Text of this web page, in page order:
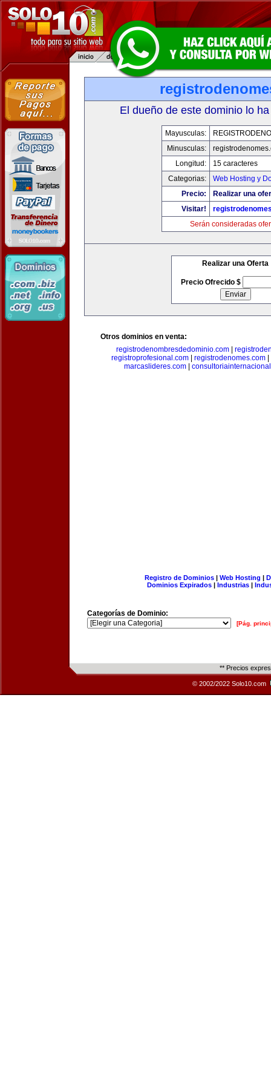
El dueño de este dominio lo
Mayusculas:
Minusculas:
Longitud:
15 caracteres
Categorias:
Web Hosting y
Precio:
Realizar una
Visitar!
Serán consideradas
Realizar una Oferta
Precio Ofrecido $
Otros dominios en venta:
registrodenombresdedominio.com|
registroprofesional.com| registrodenomes.com|
marcaslideres.com
Registro de Dominios| Web Hosting |
Dominios Expirados | Industrias |
Categorías de Dominio:
[Pág.
** Precios
© 2002/2022 Solo10.com